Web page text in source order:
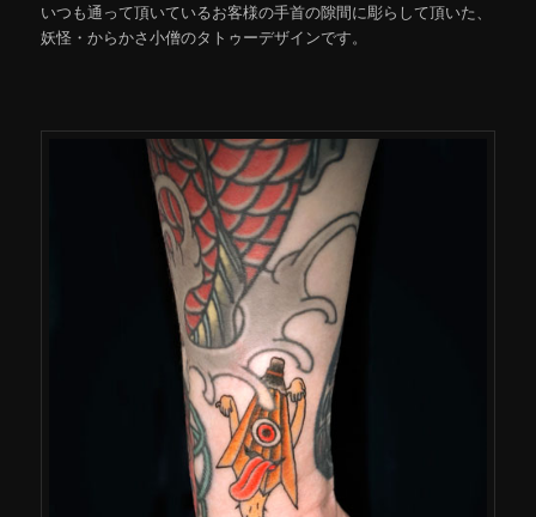
いつも通って頂いているお客様の手首の隙間に彫らして頂いた、
妖怪・からかさ小僧のタトゥーデザインです。